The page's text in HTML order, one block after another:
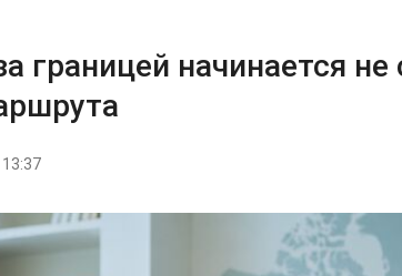
границей начинается